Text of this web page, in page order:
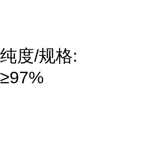
纯度/规格:
≥97%